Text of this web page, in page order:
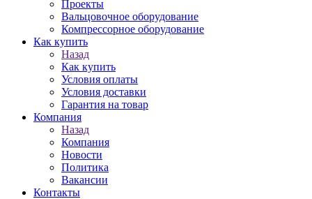
Проекты
Вальцовочное оборудование
Компрессорное оборудование
Как купить
Назад
Как купить
Условия оплаты
Условия доставки
Гарантия на товар
Компания
Назад
Компания
Новости
Политика
Вакансии
Контакты